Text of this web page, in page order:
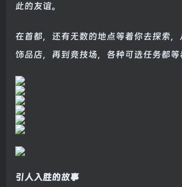
此的友谊。
在首都，还有无数的地点等着你去探索
饰品店，再到竞技场，各种可选任务都等
引人入胜的故事